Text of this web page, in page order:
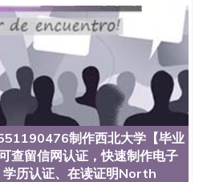
制作西北大学【毕业
查留信网认证，快速制作电子
学历认证、在读证明North